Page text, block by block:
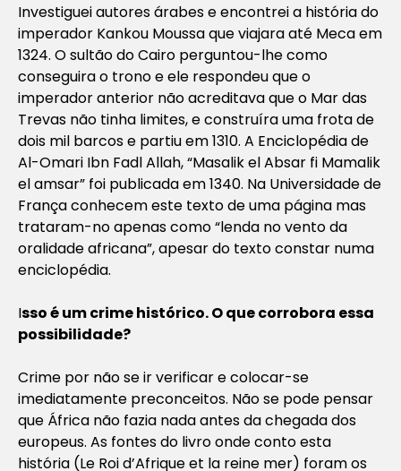
Investiguei autores árabes e encontrei a história do
imperador Kankou Moussa que viajara até Meca em
1324. O sultão do Cairo perguntou-lhe como
conseguira o trono e ele respondeu que o
imperador anterior não acreditava que o Mar das
Trevas não tinha limites, e construíra uma frota de
dois mil barcos e partiu em 1310. A Enciclopédia de
Al-Omari Ibn Fadl Allah, “Masalik el Absar fi Mamalik
el amsar” foi publicada em 1340. Na Universidade de
França conhecem este texto de uma página mas
trataram-no apenas como “lenda no vento da
oralidade africana”, apesar do texto constar numa
enciclopédia.
Isso é um crime histórico. O que corrobora essa
possibilidade?
Crime por não se ir verificar e colocar-se
imediatamente preconceitos. Não se pode pensar
que África não fazia nada antes da chegada dos
europeus. As fontes do livro onde conto esta
história (Le Roi d’Afrique et la reine mer) foram os